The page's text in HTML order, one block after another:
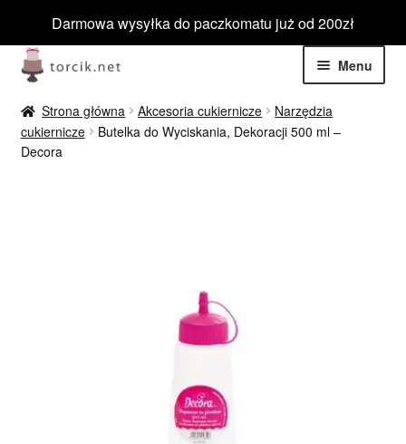
Darmowa wysyłka do paczkomatu już od 200zł
Przejdź
do
nawigacji
Przejdź
do
treści
Menu
Jadalne
Niejadalne
Strona główna Akcesoria cukiernicze
Narzędzia
cukiernicze
Butelka do Wyciskania, Dekoracji 500 ml –
Decora